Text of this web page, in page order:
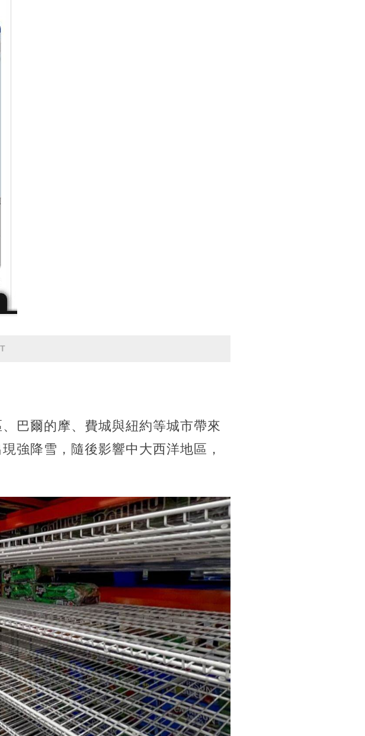
巴爾的摩、費城與紐約等城市帶來
強降雪，隨後影響中大西洋地區，